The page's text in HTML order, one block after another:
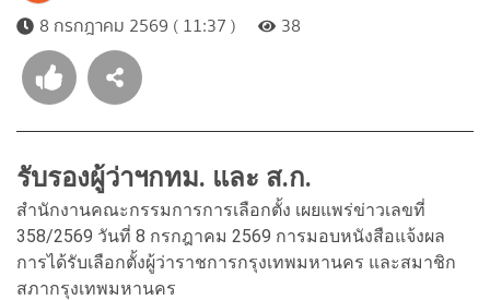
8 กรกฎาคม 2569 ( 11:37 )
38
รับรองผู้ว่าฯกทม. และ ส.ก.
สำนักงานคณะกรรมการการเลือกตั้ง เผยแพร่ข่าวเลขที่
358/2569 วันที่ 8 กรกฎาคม 2569 การมอบหนังสือแจ้งผล
การได้รับเลือกตั้งผู้ว่าราชการกรุงเทพมหานคร และสมาชิก
สภากรุงเทพมหานคร